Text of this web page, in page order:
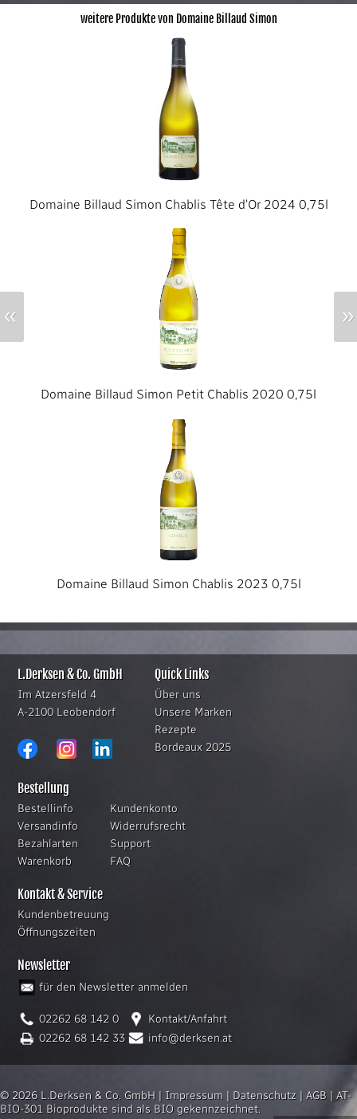
weitere Produkte von Domaine Billaud Simon
Domaine Billaud Simon Chablis Tête d'Or 2024 0,75l
Domaine Billaud Simon Petit Chablis 2020 0,75l
Domaine Billaud Simon Chablis 2023 0,75l
« »
L.Derksen & Co. GmbH
Im Atzersfeld 4
A-2100 Leobendorf
Quick Links
Über uns
Unsere Marken
Rezepte
Bordeaux 2025
Bestellung
Bestellinfo
Versandinfo
Bezahlarten
Warenkorb
Kundenkonto
Widerrufsrecht
Support
FAQ
Kontakt & Service
Kundenbetreuung
Öffnungszeiten
Newsletter
für den Newsletter anmelden
02262 68 142 0
Kontakt/Anfahrt
02262 68 142 33
info@derksen.at
© 2026 L.Derksen & Co. GmbH | Impressum | Datenschutz | AGB | AT-
BIO-301 Bioprodukte sind als BIO gekennzeichnet.